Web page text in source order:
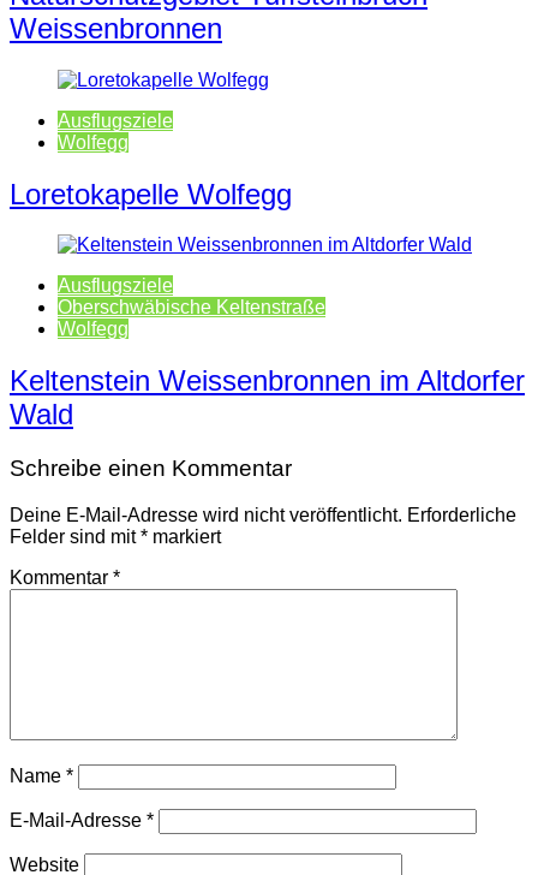
Weissenbronnen
Ausflugsziele
Wolfegg
Loretokapelle Wolfegg
Ausflugsziele
Oberschwäbische Keltenstraße
Wolfegg
Keltenstein Weissenbronnen im Altdorfer
Wald
Schreibe einen Kommentar
Deine E-Mail-Adresse wird nicht veröffentlicht. Erforderliche
Felder sind mit* markiert
Kommentar *
Name *
E-Mail-Adresse *
Website